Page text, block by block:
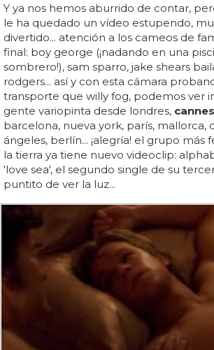
Y ya nos hemos aburrido de contar,
le ha quedado un vídeo estupendo,
divertido... atención a los cameos de
final: boy george (¡nadando en una
sombrero!), sam sparro, jake shears
rodgers... así y con esta cámara
transporte que willy fog, podemos ver
gente variopinta desde londres, cannes
barcelona, nueva york, parís, mallorca,
ángeles, berlín... ¡alegría! el grupo más
la tierra ya tiene nuevo videoclip:
'love sea', el segundo single de su
puntito de ver la luz...